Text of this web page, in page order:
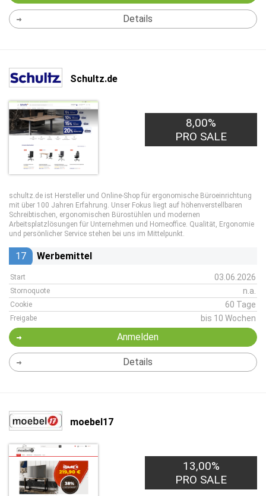
Details
Schultz.de
8,00%
PRO SALE
schultz.de ist Hersteller und Online-Shop für ergonomische Büroeinrichtung
mit über 100 Jahren Erfahrung. Unser Fokus liegt auf höhenverstellbaren
Schreibtischen, ergonomischen Bürostühlen und modernen
Arbeitsplatzlösungen für Unternehmen und Homeoffice. Qualität, Ergonomie
und persönlicher Service stehen bei uns im Mittelpunkt.
17 Werbemittel
Start 03.06.2026
Stornoquote n.a.
Cookie 60 Tage
Freigabe bis 10 Wochen
Anmelden
Details
moebel17
13,00%
PRO SALE